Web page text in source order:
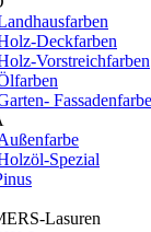
Deckfarben
Vorstreichfarben
Fassadenfarbe
Spezial
Lasuren